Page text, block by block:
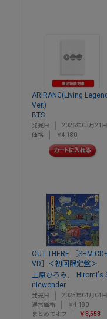
ARIRANG(Living Legend
Ver.)
BTS
発売日
2026年03月21日
価格
￥4,180
OUT THERE ［SHM-
VD］＜初回限定盤＞
上原ひろみ、
Hiromi's
nicwonder
発売日
2025年04月04日
通常価格
￥4,180
まとめてオフ
￥3,553